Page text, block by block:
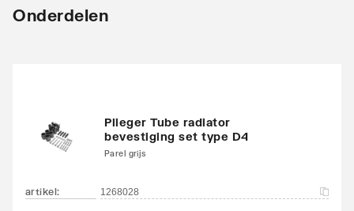
Onderdelen
Plieger Tube radiator
bevestiging set type D4
Parel grijs
artikel: 1268028